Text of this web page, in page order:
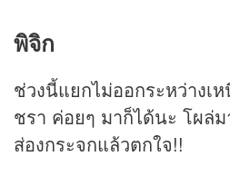
พิจิก
ช่วงนี้แยกไม่ออกระหว่างเ
ชรา ค่อยๆ มาก็ได้นะ โผล่
ส่องกระจกแล้วตกใจ!!